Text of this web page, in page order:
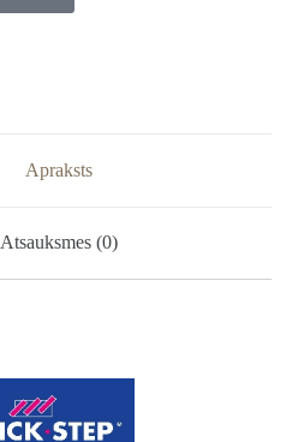
Apraksts
Atsauksmes (0)